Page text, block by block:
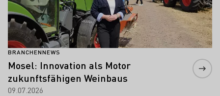
BRANCHENNEWS
Mosel: Innovation als Motor
zukunftsfähigen Weinbaus
09.07.2026